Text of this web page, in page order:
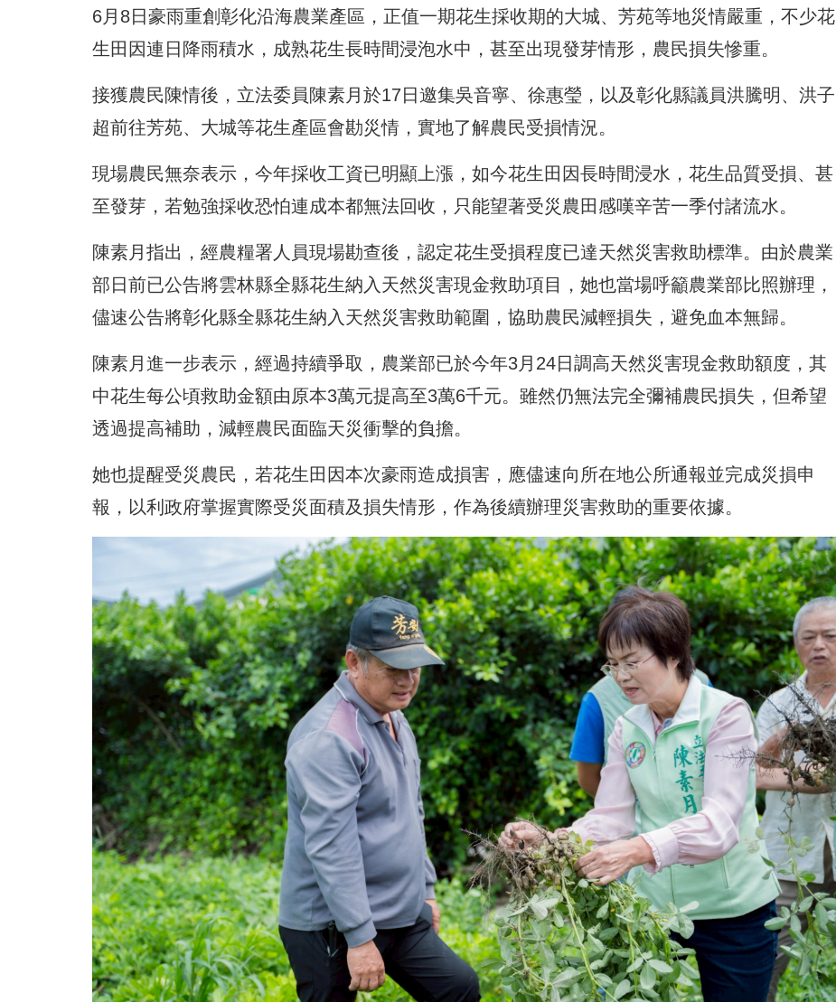
6月8日豪雨重創彰化沿海農業產區，正值一期花生採收期的大城、芳苑等地災情嚴重，不少花
生田因連日降雨積水，成熟花生長時間浸泡水中，甚至出現發芽情形，農民損失慘重。
接獲農民陳情後，立法委員陳素月於17日邀集吳音寧、徐惠瑩，以及彰化縣議員洪騰明、洪子
超前往芳苑、大城等花生產區會勘災情，實地了解農民受損情況。
現場農民無奈表示，今年採收工資已明顯上漲，如今花生田因長時間浸水，花生品質受損、甚
至發芽，若勉強採收恐怕連成本都無法回收，只能望著受災農田感嘆辛苦一季付諸流水。
陳素月指出，經農糧署人員現場勘查後，認定花生受損程度已達天然災害救助標準。由於農業
部日前已公告將雲林縣全縣花生納入天然災害現金救助項目，她也當場呼籲農業部比照辦理，
儘速公告將彰化縣全縣花生納入天然災害救助範圍，協助農民減輕損失，避免血本無歸。
陳素月進一步表示，經過持續爭取，農業部已於今年3月24日調高天然災害現金救助額度，其
中花生每公頃救助金額由原本3萬元提高至3萬6千元。雖然仍無法完全彌補農民損失，但希望
透過提高補助，減輕農民面臨天災衝擊的負擔。
她也提醒受災農民，若花生田因本次豪雨造成損害，應儘速向所在地公所通報並完成災損申
報，以利政府掌握實際受災面積及損失情形，作為後續辦理災害救助的重要依據。